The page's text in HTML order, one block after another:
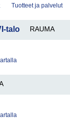
Tuotteet ja palvelut
talo RAUMA